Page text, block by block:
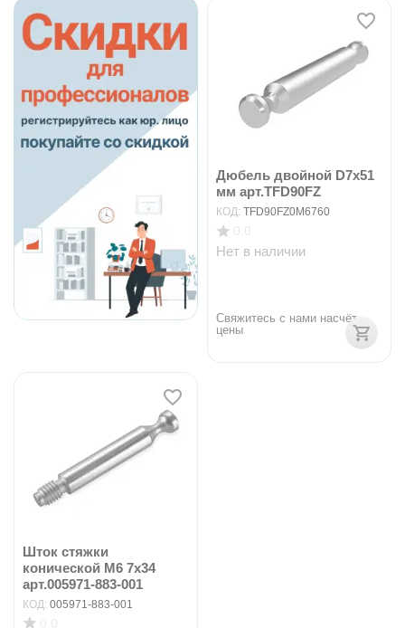
Дюбель двойной D7x51
мм арт.TFD90FZ
КОД: TFD90FZ0M6760
Нет в наличии
Свяжитесь с нами насчёт
цены
Шток стяжки
конической M6 7х34
арт.005971-883-001
КОД: 005971-883-001